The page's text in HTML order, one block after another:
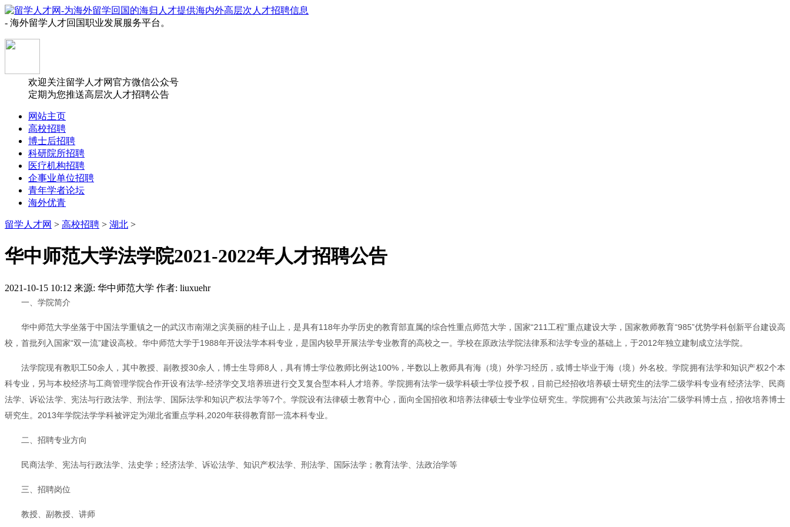
- 海外留学人才回国职业发展服务平台。
欢迎关注留学人才网官方微信公众号
定期为您推送高层次人才招聘公告
网站主页
高校招聘
博士后招聘
科研院所招聘
医疗机构招聘
企事业单位招聘
青年学者论坛
海外优青
留学人才网 > 高校招聘 > 湖北 >
华中师范大学法学院2021-2022年人才招聘公告
2021-10-15 10:12 来源: 华中师范大学 作者: liuxuehr
一、学院简介
华中师范大学坐落于中国法学重镇之一的武汉市南湖之滨美丽的桂子山上，是具有118年办学历史的教育部直属的综合性重点师范大学，国家“211工程”重点建设大学，国家教师教育“985”优势学科创新平台建设高
校，首批列入国家“双一流”建设高校。华中师范大学于1988年开设法学本科专业，是国内较早开展法学专业教育的高校之一。学校在原政法学院法律系和法学专业的基础上，于2012年独立建制成立法学院。
法学院现有教职工50余人，其中教授、副教授30余人，博士生导师8人，具有博士学位教师比例达100%，半数以上教师具有海（境）外学习经历，或博士毕业于海（境）外名校。学院拥有法学和知识产权2个本
科专业，另与本校经济与工商管理学院合作开设有法学-经济学交叉培养班进行交叉复合型本科人才培养。学院拥有法学一级学科硕士学位授予权，目前已经招收培养硕士研究生的法学二级学科专业有经济法学、民商
法学、诉讼法学、宪法与行政法学、刑法学、国际法学和知识产权法学等7个。学院设有法律硕士教育中心，面向全国招收和培养法律硕士专业学位研究生。学院拥有“公共政策与法治”二级学科博士点，招收培养博士
研究生。2013年学院法学学科被评定为湖北省重点学科,2020年获得教育部一流本科专业。
二、招聘专业方向
民商法学、宪法与行政法学、法史学；经济法学、诉讼法学、知识产权法学、刑法学、国际法学；教育法学、法政治学等
三、招聘岗位
教授、副教授、讲师